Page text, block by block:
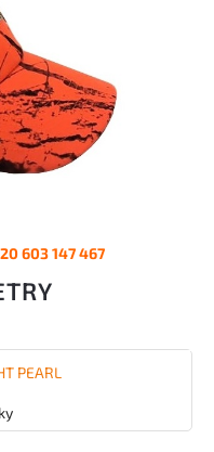
603 147 467
PEARL